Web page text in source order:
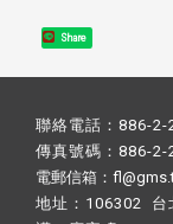
Share
聯絡電話：886-
傳真號碼：886-2-
電郵信箱：
地址：106302 台